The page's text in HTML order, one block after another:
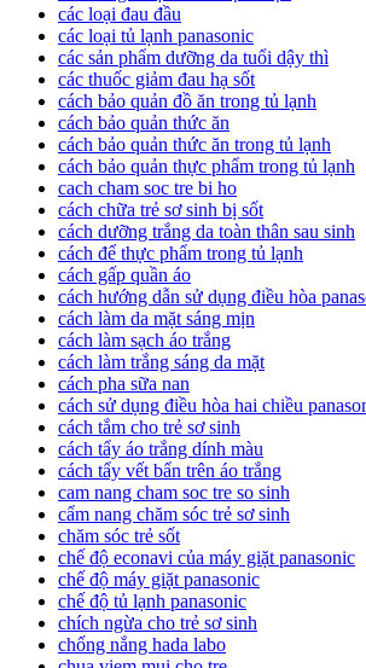
các loại đau đầu
các loại tủ lạnh panasonic
các sản phẩm dưỡng da tuổi dậy thì
các thuốc giảm đau hạ sốt
cách bảo quản đồ ăn trong tủ lạnh
cách bảo quản thức ăn
cách bảo quản thức ăn trong tủ lạnh
cách bảo quản thực phẩm trong tủ lạnh
cach cham soc tre bi ho
cách chữa trẻ sơ sinh bị sốt
cách dưỡng trắng da toàn thân sau sinh
cách để thực phẩm trong tủ lạnh
cách gấp quần áo
cách hướng dẫn sử dụng điều hòa
cách làm da mặt sáng mịn
cách làm sạch áo trắng
cách làm trắng sáng da mặt
cách pha sữa nan
cách sử dụng điều hòa hai chiều
cách tắm cho trẻ sơ sinh
cách tẩy áo trắng dính màu
cách tẩy vết bẩn trên áo trắng
cam nang cham soc tre so sinh
cẩm nang chăm sóc trẻ sơ sinh
chăm sóc trẻ sốt
chế độ econavi của máy giặt panasonic
chế độ máy giặt panasonic
chế độ tủ lạnh panasonic
chích ngừa cho trẻ sơ sinh
chống nắng hada labo